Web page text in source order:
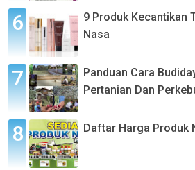
9 Produk Kecantikan
Nasa
Panduan Cara
Pertanian Dan
Daftar Harga Produk